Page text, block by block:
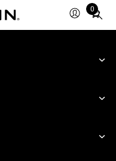
0
Total
items
cart: